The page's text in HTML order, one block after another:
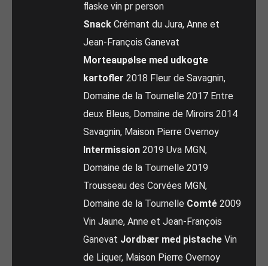
flaske vin pr person
SnackCrémant du Jura, Anne et
Jean-François Ganevat
Morteaupølse med udkogte
kartofler 2018 Fleur de Savagnin,
Domaine de la Tournelle 2017 Entre
deux Bleus, Domaine de Miroirs 2014
Savagnin, Maison Pierre Overnoy
Intermission 2019 Uva MGN,
Domaine de la Tournelle 2019
Trousseau des Corvées MGN,
Domaine de la Tournelle Comté 2009
Vin Jaune, Anne et Jean-François
Ganevat Jordbær med pistache Vin
de Liquer, Maison Pierre Overnoy